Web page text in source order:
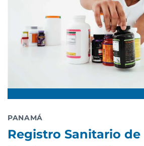
PANAMÁ
Registro Sanitario de